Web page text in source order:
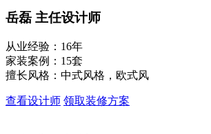
岳磊 主任设计师
从业经验：16年
家装案例：15套
擅长风格：中式风格，欧式风
查看设计师 领取装修方案